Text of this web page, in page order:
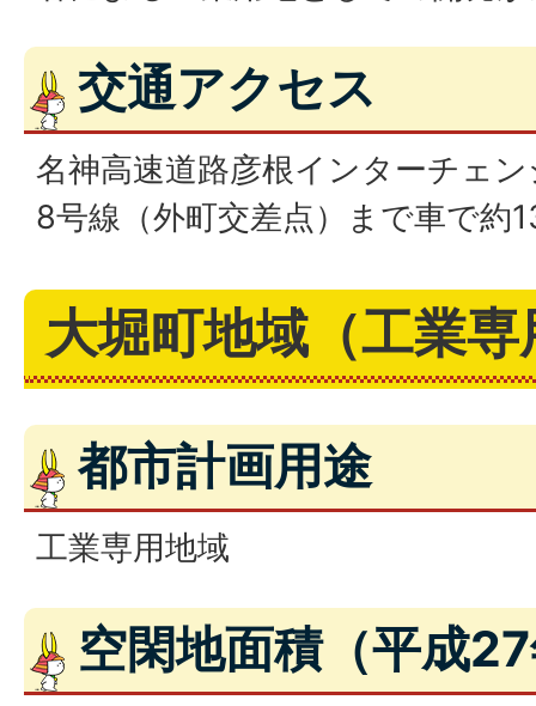
交通アクセス
名神高速道路彦根インターチェ
8号線（外町交差点）まで車で約
大堀町地域（工業
都市計画用途
工業専用地域
空閑地面積（平成